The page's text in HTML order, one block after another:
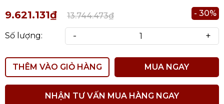
9.621.131₫ 13.744.473₫ - 30%
Số lượng: - +
THÊM VÀO GIỎ HÀNG MUA NGAY
NHẬN TƯ VẤN MUA HÀNG NGAY